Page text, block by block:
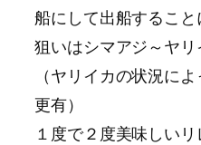
船にして出船すること
狙いはシマアジ～ヤリ
（ヤリイカの状況に
更有）
１度で２度美味しいリ